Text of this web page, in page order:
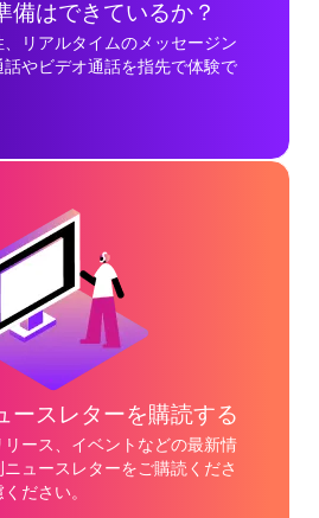
備はできているか？
リアルタイムのメッセージン
やビデオ通話を指先で体験で
ースレターを購読する
ース、イベントなどの最新情
ュースレターをご購読くださ
ださい。